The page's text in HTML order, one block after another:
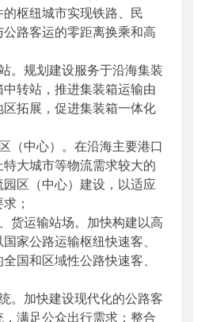
枢纽城市实现铁路、民
路客运的零距离换乘和高
规划建设服务于沿海集装
转站，推进集装箱运输由
拓展，促进集装箱一体化
中心）。在沿海主要港口
大城市等物流需求较大的
区（中心）建设，以适应
；
运输站场。加快构建以高
家公路运输枢纽快速客、
国和区域性公路快速客、
加快建设现代化的公路客
满足公众出行需求；整合